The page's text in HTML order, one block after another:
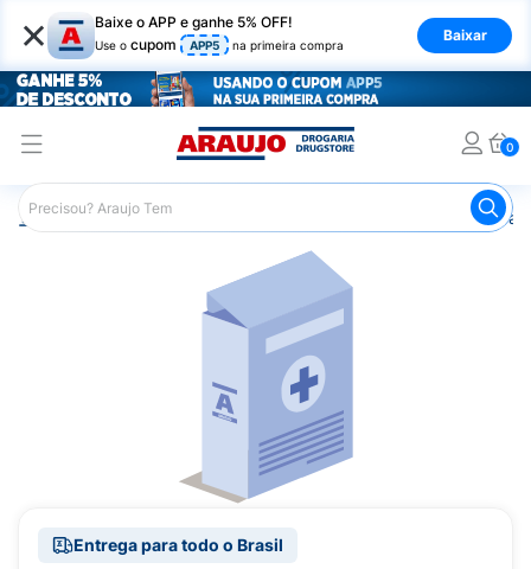
× Baixe o APP e ganhe 5% OFF!
Use o cupom APP5 na primeira compra
Baixar
0
Araujo Medicamentos Colírio para
Entrega para todo o Brasil